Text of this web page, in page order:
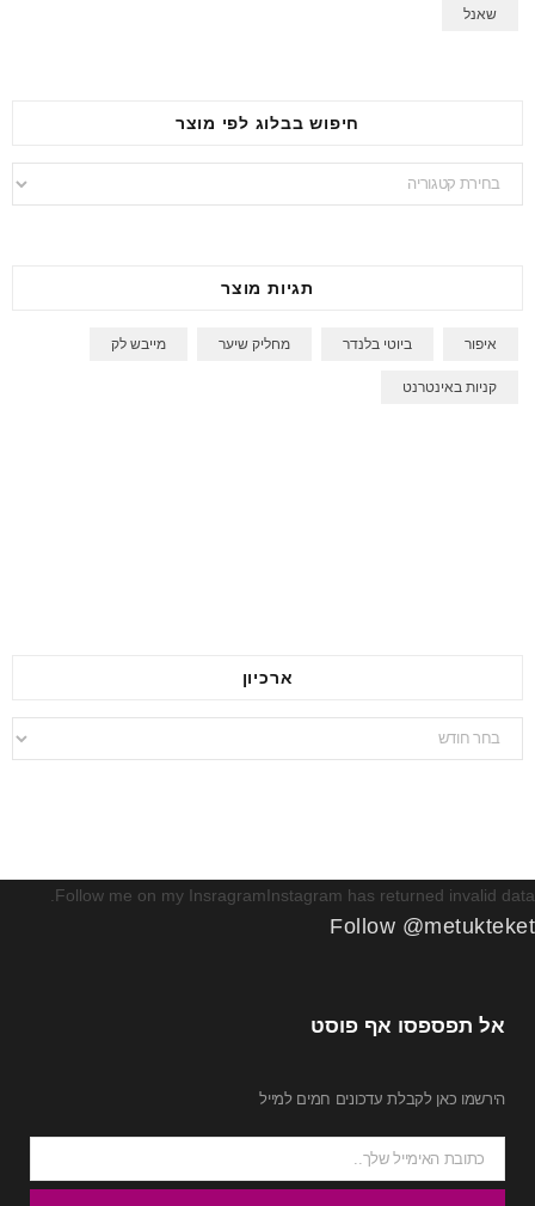
שאנל
חיפוש בבלוג לפי מוצר
חיפוש
בבלוג
תגיות מוצר
איפור ביוטי בלנדר מחליק שיער מייבש לק
קניות באינטרנט
ארכיון
ארכיון
Follow me on my InsragramInstagram has returned invalid data.
Follow @metukteket
אל תפספסו אף פוסט
הירשמו כאן לקבלת עדכונים חמים למייל